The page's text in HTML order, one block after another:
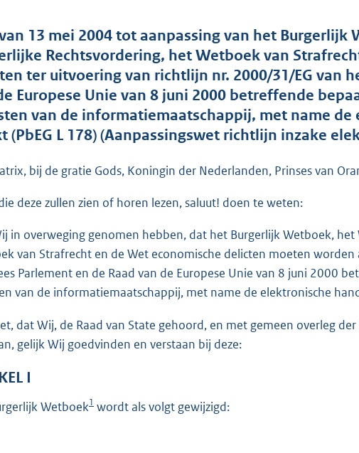
t
a
n
d
s
o
t
e
:
3
4
K
13 mei 2004 tot aanpassing van het Burgerlijk
Rechtsvordering, het Wetboek van
ter uitvoering van richtlijn nr. 2000/31/EG van
Europese Unie van 8 juni 2000 betreffende
van de informatiemaatschappij, met name
(PbEG L 178) (Aanpassingswet richtlijn inzake
bij de gratie Gods, Koningin der Nederlanden, Prinses van
deze zullen zien of horen lezen, saluut! doen te weten:
in overweging genomen hebben, dat het Burgerlijk Wetboek,
van Strafrecht en de Wet economische delicten moeten
Parlement en de Raad van de Europese Unie van 8 juni 2000
van de informatiemaatschappij, met name de elektronische
dat Wij, de Raad van State gehoord, en met gemeen overleg
gelijk Wij goedvinden en verstaan bij deze:
I
Wetboek1 wordt als volgt gewijzigd: